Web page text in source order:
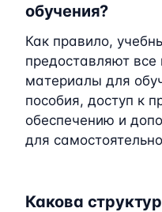
обучения?
Как правило,
предоставляют
материалы для
пособия, доступ к
обеспечению и
для
Какова